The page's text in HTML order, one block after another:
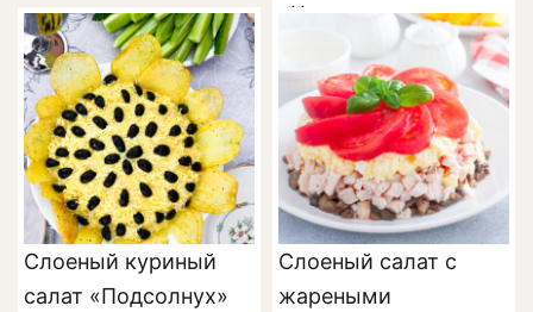
«Черепаха» с
Cлоеный куриный
салат «Подсолнух»
Слоеный салат с
жареными